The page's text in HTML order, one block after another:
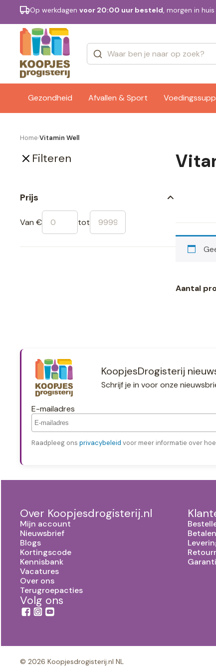
Op werkdagen voor 20:00 uur besteld, morgen in huis
Gezondheid Afvallen & Sport
Merken
Home›Vitamin Well
Filteren
Prijs
Van € tot
Aantal
KoopjesDrogisterij
Schrijf je in voor onze
E-mailadres
Raadpleeg ons privacybeleid voor meer informatie over
Over Koopjesdrogisterij.nl
Mijn account
Nieuwsbrief
Blogs
Kortingscode
Kennisbank
Vacatures
Over ons
Terugroepacties
Volg ons
Betalen
© 2026 Koopjesdrogisterij.nl NL